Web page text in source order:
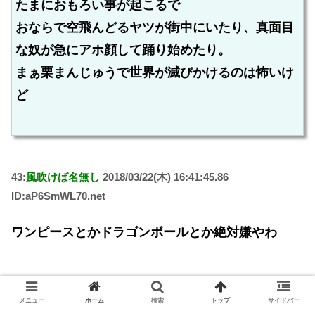
たまにおもろい事が起こるで
おならで空飛んどるヤツが街中にいたり、真面目
な奴が急にアホ顔して踊り始めたり。
まぁ栗まんじゅうで世界が滅びかけるのは怖いけ
ど
43:風吹けば名無し 2018/03/22(木) 16:41:45.86
ID:aP6SmWL70.net
ワンピースとかドラゴンボールとか絶対嫌やわ
風吹けば名無し2018/03/22(木) 16:41:50.01
メニュー ホーム 検索 トップ サイドバー